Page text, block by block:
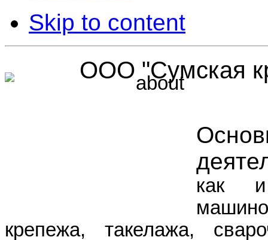
Skip to content
ООО "Сумская
как
крепежа, такелажа,